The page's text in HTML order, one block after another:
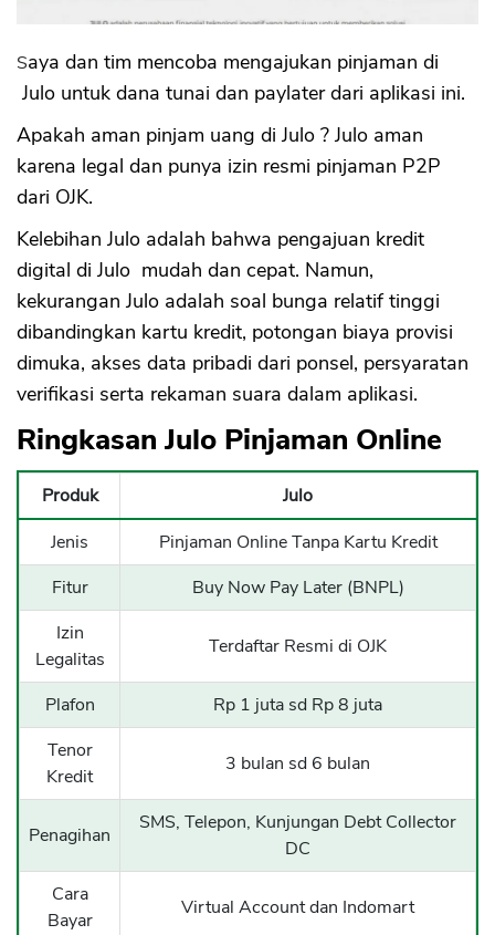
Saya dan tim mencoba mengajukan pinjaman di
Julo untuk dana tunai dan paylater dari aplikasi ini.
Apakah aman pinjam uang di Julo ? Julo aman
karena legal dan punya izin resmi pinjaman P2P
dari OJK.
Kelebihan Julo adalah bahwa pengajuan kredit
digital di Julo mudah dan cepat. Namun,
kekurangan Julo adalah soal bunga relatif tinggi
dibandingkan kartu kredit, potongan biaya provisi
dimuka, akses data pribadi dari ponsel, persyaratan
verifikasi serta rekaman suara dalam aplikasi.
Ringkasan Julo Pinjaman Online
Produk
Julo
Jenis
Pinjaman Online Tanpa Kartu Kredit
Fitur
Buy Now Pay Later (BNPL)
Izin
Legalitas
Terdaftar Resmi di OJK
Plafon
Rp 1 juta sd Rp 8 juta
Tenor
Kredit
3 bulan sd 6 bulan
Penagihan
SMS, Telepon, Kunjungan Debt Collector
DC
Cara
Bayar
Virtual Account dan Indomart